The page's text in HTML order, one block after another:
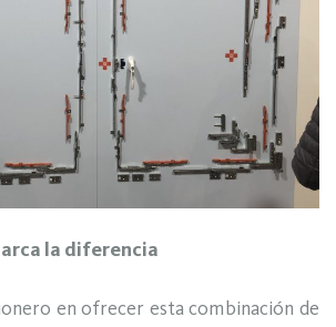
la diferencia
en ofrecer esta combinación de